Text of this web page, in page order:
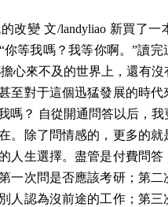
改變 文/landyliao 新買了一
你等我嗎？我等你啊。”讀完
心來不及的世界上，還有沒
至對于這個迅猛發展的時代
嗎？ 自從開通問答以后，我
。除了問情感的，更多的就
人生選擇。盡管是付費問答
一次問是否應該考研；第二
人認為沒前途的工作；第三